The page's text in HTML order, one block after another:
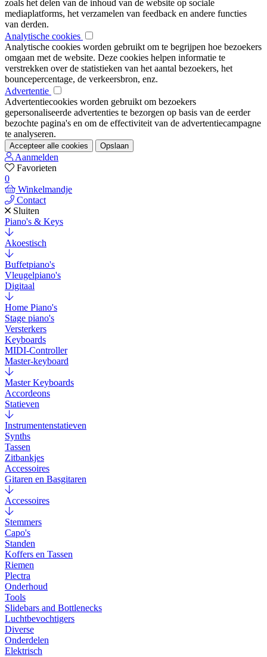
zoals het delen van de inhoud van de website op sociale
mediaplatforms, het verzamelen van feedback en andere functies
van derden.
Analytische cookies
Analytische cookies worden gebruikt om te begrijpen hoe bezoekers
omgaan met de website. Deze cookies helpen informatie te
verstrekken over de statistieken van het aantal bezoekers, het
bouncepercentage, de verkeersbron, enz.
Advertentie
Advertentiecookies worden gebruikt om bezoekers
gepersonaliseerde advertenties te bezorgen op basis van de eerder
bezochte pagina's en om de effectiviteit van de advertentiecampagne
te analyseren.
Accepteer alle cookies Opslaan
Aanmelden
Favorieten
0
Winkelmandje
Contact
Sluiten
Piano's & Keys
Akoestisch
Buffetpiano's
Vleugelpiano's
Digitaal
Home Piano's
Stage piano's
Versterkers
Keyboards
MIDI-Controller
Master-keyboard
Master Keyboards
Accordeons
Statieven
Instrumentenstatieven
Synths
Tassen
Zitbankjes
Accessoires
Gitaren en Basgitaren
Accessoires
Stemmers
Capo's
Standen
Koffers en Tassen
Riemen
Plectra
Onderhoud
Tools
Slidebars and Bottlenecks
Luchtbevochtigers
Diverse
Onderdelen
Elektrisch